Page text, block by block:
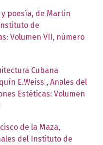
poesía, de Martin
de
Volumen VII, número
Cubana
E.Weiss , Anales del
Estéticas: Volumen
de la Maza,
del Instituto de